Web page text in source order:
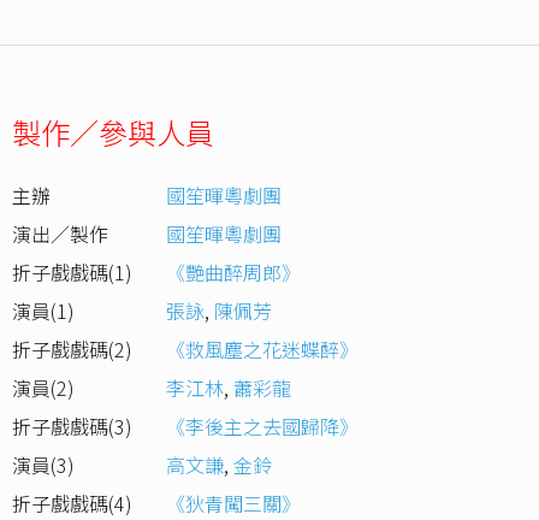
製作／參與人員
主辦
國笙暉粵劇團
演出／製作
國笙暉粵劇團
折子戲戲碼(1)
《艷曲醉周郎》
演員(1)
張詠, 陳佩芳
折子戲戲碼(2)
《救風塵之花迷蝶醉》
演員(2)
李江林,蕭彩龍
折子戲戲碼(3)
《李後主之去國歸降》
演員(3)
高文謙,金鈴
折子戲戲碼(4)
《狄青闖三關》